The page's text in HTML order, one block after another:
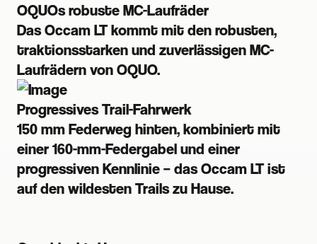
OQUOs robuste MC-Laufräder
Das Occam LT kommt mit den robusten,
traktionsstarken und zuverlässigen MC-
Laufrädern von OQUO.
Progressives Trail-Fahrwerk
150 mm Federweg hinten, kombiniert mit
einer 160-mm-Federgabel und einer
progressiven Kennlinie – das Occam LT ist
auf den wildesten Trails zu Hause.